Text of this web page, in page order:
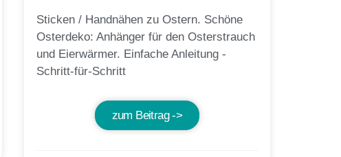
Sticken / Handnähen zu Ostern. Schöne
Osterdeko: Anhänger für den Osterstrauch
und Eierwärmer. Einfache Anleitung -
Schritt-für-Schritt
zum Beitrag ->